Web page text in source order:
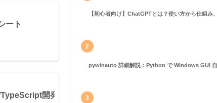
ート
開発者のための次世代ORM
【初心者向け】ChatGPTとは？使い方から仕組み
2
pywinauto 詳細解説：Python で Windows GUI 自
3